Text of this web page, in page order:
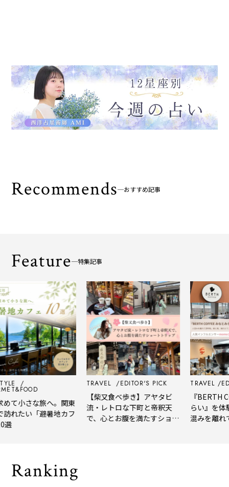
Recommends おすすめ記事
Feature 特集記事
さな旅へ。関東
い「避暑地カフ
TRAVEL EDITOR'S PICK
【柴又食べ歩き】アヤタビ
流・レトロな下町と帝釈天
で、心とお腹を満たすショー
TRAVEL
『BERTH
らい』を体験
混みを離れて深
Ranking